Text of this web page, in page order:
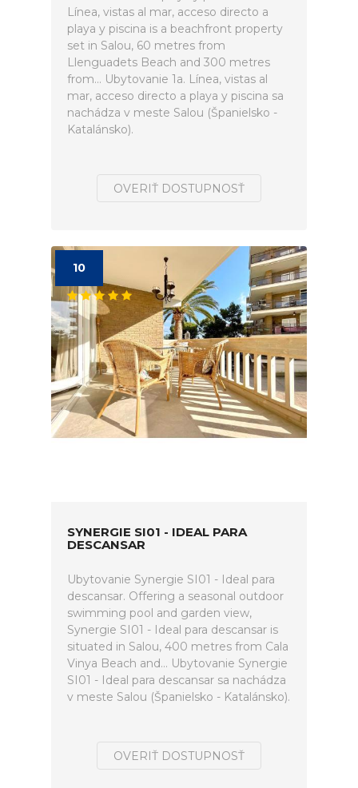
Línea, vistas al mar, acceso directo a
playa y piscina is a beachfront property
set in Salou, 60 metres from
Llenguadets Beach and 300 metres
from... Ubytovanie 1a. Línea, vistas al
mar, acceso directo a playa y piscina sa
nachádza v meste Salou (Španielsko -
Katalánsko).
OVERIŤ DOSTUPNOSŤ
10
SYNERGIE SI01 - IDEAL PARA
DESCANSAR
Ubytovanie Synergie SI01 - Ideal para
descansar. Offering a seasonal outdoor
swimming pool and garden view,
Synergie SI01 - Ideal para descansar is
situated in Salou, 400 metres from Cala
Vinya Beach and... Ubytovanie Synergie
SI01 - Ideal para descansar sa nachádza
v meste Salou (Španielsko - Katalánsko).
OVERIŤ DOSTUPNOSŤ